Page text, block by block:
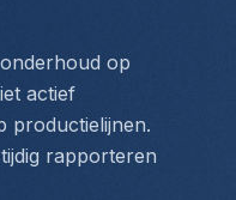
op
actief
productielijnen.
rapporteren